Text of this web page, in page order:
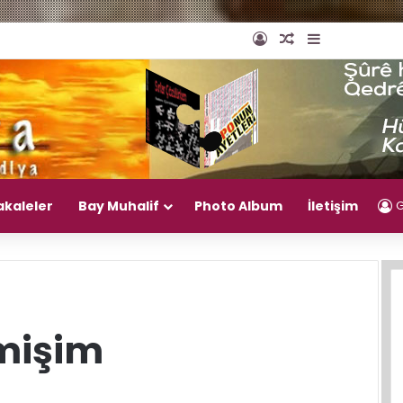
Giriş YapRastgele Makale
Kenar
Bay Muhalif Photo Album İletişim